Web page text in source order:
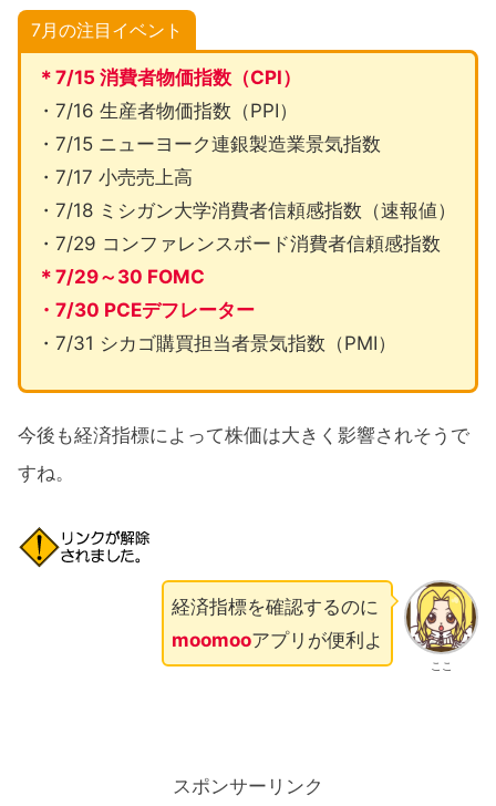
7月の注目イベント
＊7/15 消費者物価指数（CPI）
・7/16 生産者物価指数（PPI）
・7/15 ニューヨーク連銀製造業景気指数
・7/17 小売売上高
・7/18 ミシガン大学消費者信頼感指数（速報値）
・7/29 コンファレンスボード消費者信頼感指数
＊7/29～30 FOMC
・7/30 PCEデフレーター
・7/31 シカゴ購買担当者景気指数（PMI）
今後も経済指標によって株価は大きく影響されそうで
すね。
ここ
経済指標を確認するのに
moomooアプリが便利よ
スポンサーリンク